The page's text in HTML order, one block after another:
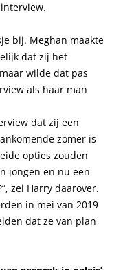
bij. Meghan maakte
dat zij het
wilde dat pas
als haar man
dat zij een
zomer is
opties zouden
jongen en nu een
zei Harry daarover.
in mei van 2019
dat ze van plan